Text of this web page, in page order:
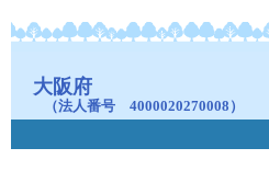
大阪府
（法人番号 4000020270008）